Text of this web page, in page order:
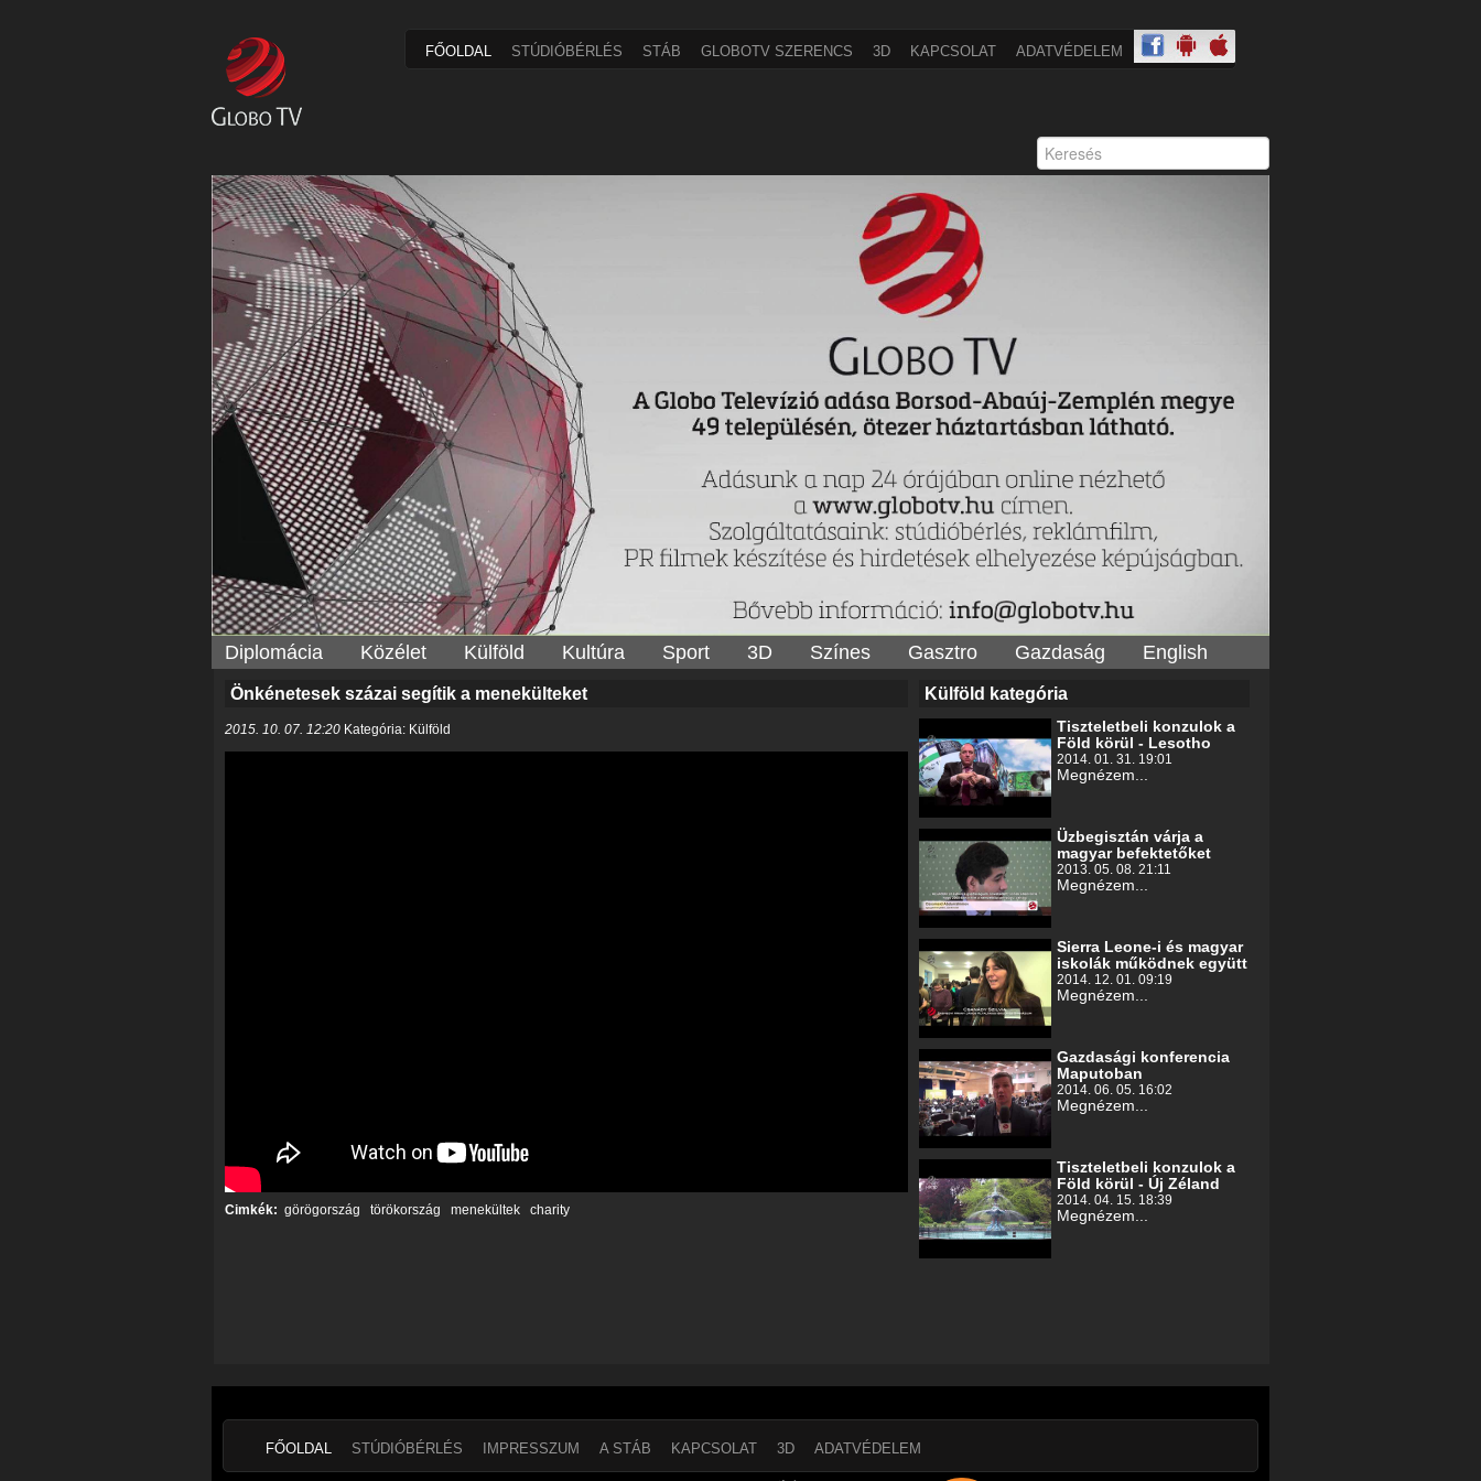
FŐOLDAL STÚDIÓBÉRLÉS STÁB GLOBOTV SZERENCS 3D KAPCSOLAT ADATVÉDELEM
Diplomácia Közélet Külföld Kultúra Sport 3D Színes Gasztro Gazdaság English
Önkénetesek százai segítik a menekülteket
2015. 10. 07. 12:20 Kategória: Külföld
Cimkék: görögország törökország menekültek charity
Külföld kategória
Tiszteletbeli konzulok a
Föld körül - Lesotho
2014. 01. 31. 19:01
Megnézem...
Üzbegisztán várja a
magyar befektetőket
2013. 05. 08. 21:11
Megnézem...
Sierra Leone-i és magyar
iskolák működnek együtt
2014. 12. 01. 09:19
Megnézem...
Gazdasági konferencia
Maputoban
2014. 06. 05. 16:02
Megnézem...
Tiszteletbeli konzulok a
Föld körül - Új Zéland
2014. 04. 15. 18:39
Megnézem...
FŐOLDAL STÚDIÓBÉRLÉS IMPRESSZUM A STÁB KAPCSOLAT 3D ADATVÉDELEM